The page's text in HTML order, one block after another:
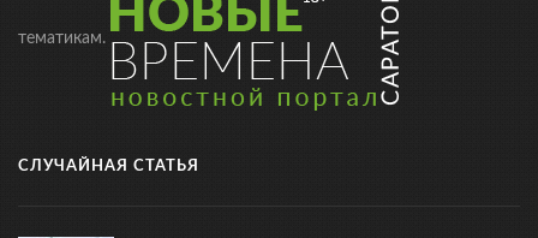
тематикам.
СЛУЧАЙНАЯ СТАТЬЯ